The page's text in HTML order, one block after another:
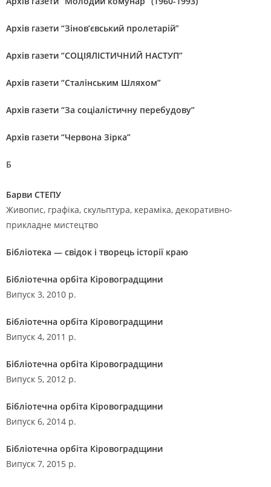
Архів газети “Зінов’євський пролетарій”
Архів газети “СОЦІЯЛІСТИЧНИЙ НАСТУП”
Архів газети “Сталінським Шляхом”
Архів газети “За соціалістичну перебудову”
Архів газети “Червона Зірка”
Б
Барви СТЕПУ
Живопис, графіка, скульптура, кераміка, декоративно-
прикладне мистецтво
Бібліотека — свідок і творець історії краю
Бібліотечна орбіта Кіровоградщини
Випуск 3, 2010 р.
Бібліотечна орбіта Кіровоградщини
Випуск 4, 2011 р.
Бібліотечна орбіта Кіровоградщини
Випуск 5, 2012 р.
Бібліотечна орбіта Кіровоградщини
Випуск 6, 2014 р.
Бібліотечна орбіта Кіровоградщини
Випуск 7, 2015 р.